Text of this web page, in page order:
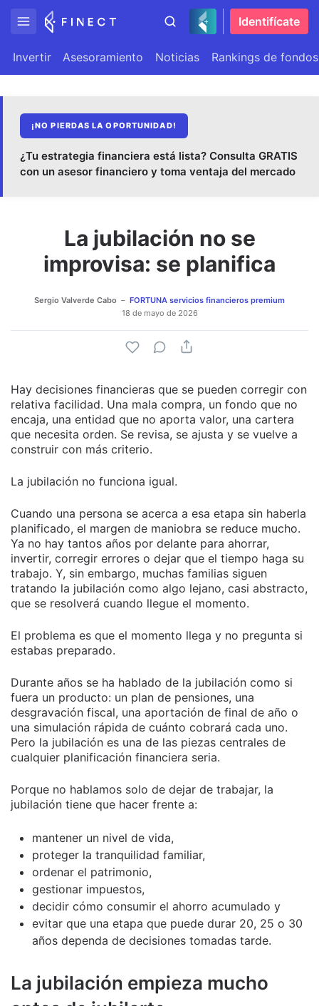
Identifícate
Invertir Asesoramiento Noticias Rankings de fondos
¡NO PIERDAS LA OPORTUNIDAD!
¿Tu estrategia financiera está lista? Consulta GRATIS
con un asesor financiero y toma ventaja del mercado
La jubilación no se
improvisa: se planifica
Sergio Valverde Cabo
FORTUNA servicios financieros premium
18 de mayo de 2026
Hay decisiones financieras que se pueden corregir con
relativa facilidad. Una mala compra, un fondo que no
encaja, una entidad que no aporta valor, una cartera
que necesita orden. Se revisa, se ajusta y se vuelve a
construir con más criterio.
La jubilación no funciona igual.
Cuando una persona se acerca a esa etapa sin haberla
planificado, el margen de maniobra se reduce mucho.
Ya no hay tantos años por delante para ahorrar,
invertir, corregir errores o dejar que el tiempo haga su
trabajo. Y, sin embargo, muchas familias siguen
tratando la jubilación como algo lejano, casi abstracto,
que se resolverá cuando llegue el momento.
El problema es que el momento llega y no pregunta si
estabas preparado.
Durante años se ha hablado de la jubilación como si
fuera un producto: un plan de pensiones, una
desgravación fiscal, una aportación de final de año o
una simulación rápida de cuánto cobrará cada uno.
Pero la jubilación es una de las piezas centrales de
cualquier planificación financiera seria.
Porque no hablamos solo de dejar de trabajar, la
jubilación tiene que hacer frente a:
mantener un nivel de vida,
proteger la tranquilidad familiar,
ordenar el patrimonio,
gestionar impuestos,
decidir cómo consumir el ahorro acumulado y
evitar que una etapa que puede durar 20, 25 o 30
años dependa de decisiones tomadas tarde.
La jubilación empieza mucho